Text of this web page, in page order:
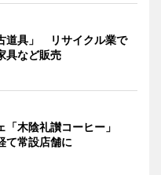
道具」 リサイクル業で
具など販売
「木陰礼讃コーヒー」
て常設店舗に